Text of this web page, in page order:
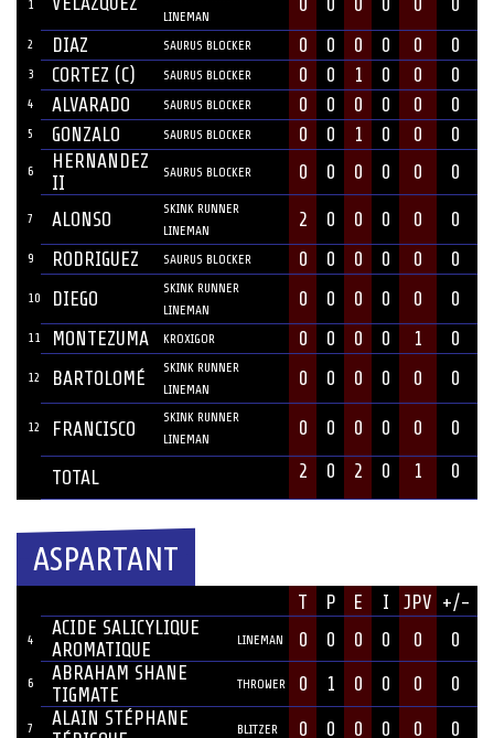
1
LINEMAN
0 0 0 0 0 0
2 DIAZ SAURUS BLOCKER 0 0 0 0 0 0
3 CORTEZ (C) SAURUS BLOCKER 0 0 1 0 0 0
4 ALVARADO SAURUS BLOCKER 0 0 0 0 0 0
5 GONZALO SAURUS BLOCKER 0 0 1 0 0 0
6
HERNANDEZ
II
SAURUS BLOCKER 0 0 0 0 0 0
7 ALONSO
SKINK RUNNER
LINEMAN
2 0 0 0 0 0
9 RODRIGUEZ SAURUS BLOCKER 0 0 0 0 0 0
10 DIEGO
SKINK RUNNER
LINEMAN
0 0 0 0 0 0
11 MONTEZUMA KROXIGOR 0 0 0 0 1 0
12 BARTOLOMÉ
SKINK RUNNER
LINEMAN
0 0 0 0 0 0
12 FRANCISCO
SKINK RUNNER
LINEMAN
0 0 0 0 0 0
TOTAL 2 0 2 0 1 0
ASPARTANT
T P E I JPV +/-
4
ACIDE SALICYLIQUE
AROMATIQUE
LINEMAN 0 0 0 0 0 0
6
ABRAHAM SHANE
TIGMATE
THROWER 0 1 0 0 0 0
7
ALAIN STÉPHANE
BLITZER 0 0 0 0 0 0